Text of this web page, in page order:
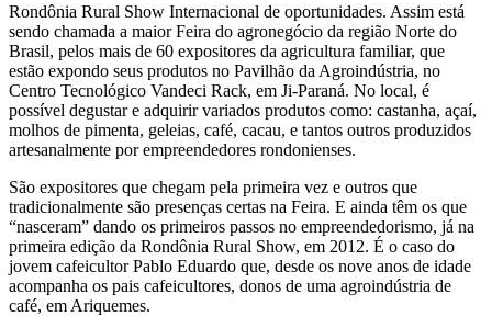
Rondônia Rural Show Internacional de oportunidades. Assim está
sendo chamada a maior Feira do agronegócio da região Norte do
Brasil, pelos mais de 60 expositores da agricultura familiar, que
estão expondo seus produtos no Pavilhão da Agroindústria, no
Centro Tecnológico Vandeci Rack, em Ji-Paraná. No local, é
possível degustar e adquirir variados produtos como: castanha, açaí,
molhos de pimenta, geleias, café, cacau, e tantos outros produzidos
artesanalmente por empreendedores rondonienses.
São expositores que chegam pela primeira vez e outros que
tradicionalmente são presenças certas na Feira. E ainda têm os que
“nasceram” dando os primeiros passos no empreendedorismo, já na
primeira edição da Rondônia Rural Show, em 2012. É o caso do
jovem cafeicultor Pablo Eduardo que, desde os nove anos de idade
acompanha os pais cafeicultores, donos de uma agroindústria de
café, em Ariquemes.